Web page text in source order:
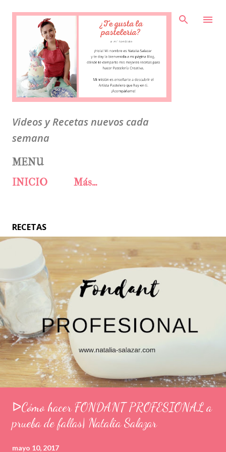
Ir al contenido principal
Videos y Recetas nuevos cada
semana
MENU
INICIO
Más…
RECETAS
ᐅCómo hacer FONDANT PROFESIONAL a
prueba de fallas| Natalia Salazar
mayo 10, 2017